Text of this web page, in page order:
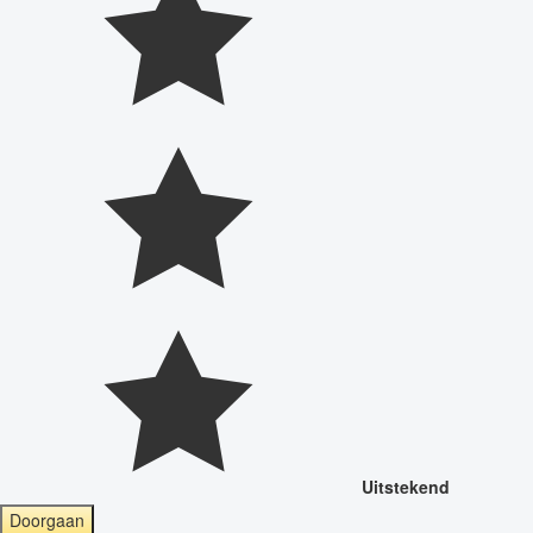
Uitstekend
Doorgaan